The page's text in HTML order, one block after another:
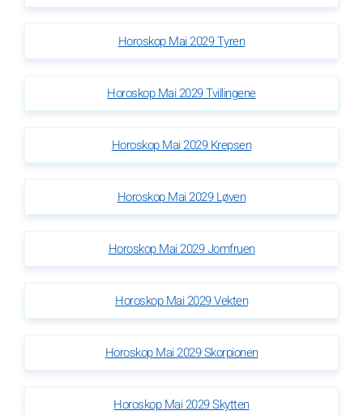
Horoskop Mai 2029 Tyren
Horoskop Mai 2029 Tvillingene
Horoskop Mai 2029 Krepsen
Horoskop Mai 2029 Løven
Horoskop Mai 2029 Jomfruen
Horoskop Mai 2029 Vekten
Horoskop Mai 2029 Skorpionen
Horoskop Mai 2029 Skytten